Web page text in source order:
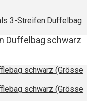
3-Streifen Duffelbag
Duffelbag schwarz